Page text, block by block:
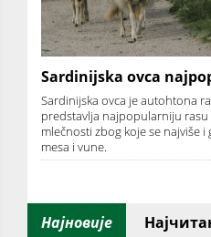
Sardinijska ovca
Sardinijska ovca je autohtona
predstavlja najpopularniju rasu
mlečnosti zbog koje se najviše
mesa i vune.
Најновије